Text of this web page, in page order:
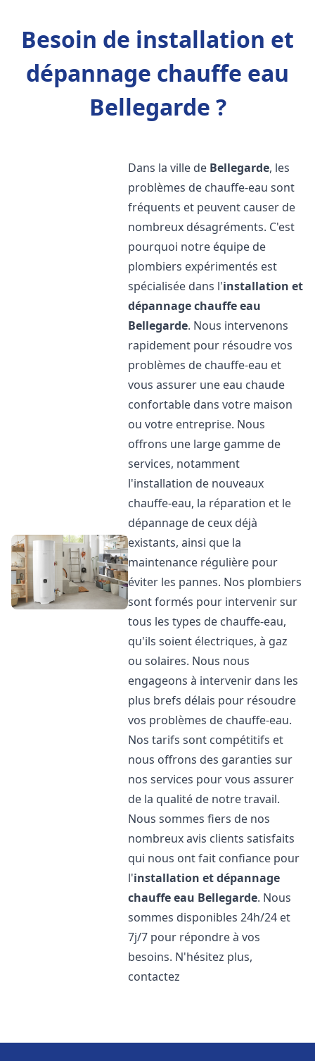
Besoin de installation et
dépannage chauffe eau
Bellegarde ?
Dans la ville de Bellegarde, les
problèmes de chauffe-eau sont
fréquents et peuvent causer de
nombreux désagréments. C'est
pourquoi notre équipe de
plombiers expérimentés est
spécialisée dans l'installation et
dépannage chauffe eau
Bellegarde. Nous intervenons
rapidement pour résoudre vos
problèmes de chauffe-eau et
vous assurer une eau chaude
confortable dans votre maison
ou votre entreprise. Nous
offrons une large gamme de
services, notamment
l'installation de nouveaux
chauffe-eau, la réparation et le
dépannage de ceux déjà
existants, ainsi que la
maintenance régulière pour
éviter les pannes. Nos plombiers
sont formés pour intervenir sur
tous les types de chauffe-eau,
qu'ils soient électriques, à gaz
ou solaires. Nous nous
engageons à intervenir dans les
plus brefs délais pour résoudre
vos problèmes de chauffe-eau.
Nos tarifs sont compétitifs et
nous offrons des garanties sur
nos services pour vous assurer
de la qualité de notre travail.
Nous sommes fiers de nos
nombreux avis clients satisfaits
qui nous ont fait confiance pour
l'installation et dépannage
chauffe eau Bellegarde. Nous
sommes disponibles 24h/24 et
7j/7 pour répondre à vos
besoins. N'hésitez plus,
contactez